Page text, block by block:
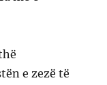
e zezë të